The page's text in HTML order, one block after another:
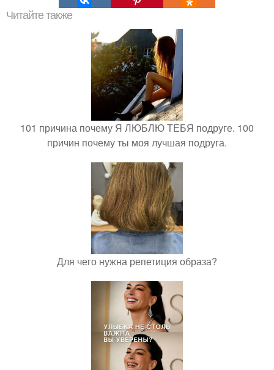
Читайте также
101 причина почему Я ЛЮБЛЮ ТЕБЯ подруге. 100
причин почему ты моя лучшая подруга.
Для чего нужна репетиция образа?